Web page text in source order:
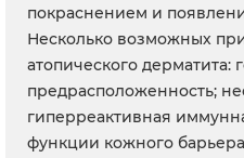
покраснением и
Несколько возможных
атопического дерматита:
предрасположенность;
гиперреактивная
функции кожного